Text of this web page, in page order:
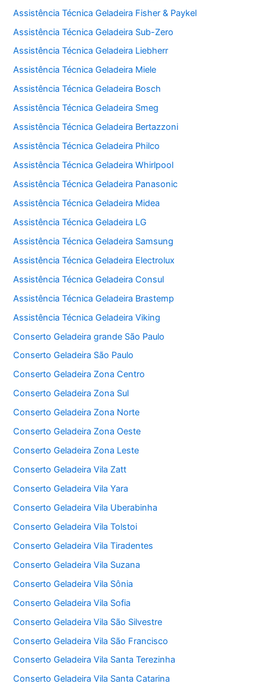
Assistência Técnica Geladeira Fisher & Paykel
Assistência Técnica Geladeira Sub-Zero
Assistência Técnica Geladeira Liebherr
Assistência Técnica Geladeira Miele
Assistência Técnica Geladeira Bosch
Assistência Técnica Geladeira Smeg
Assistência Técnica Geladeira Bertazzoni
Assistência Técnica Geladeira Philco
Assistência Técnica Geladeira Whirlpool
Assistência Técnica Geladeira Panasonic
Assistência Técnica Geladeira Midea
Assistência Técnica Geladeira LG
Assistência Técnica Geladeira Samsung
Assistência Técnica Geladeira Electrolux
Assistência Técnica Geladeira Consul
Assistência Técnica Geladeira Brastemp
Assistência Técnica Geladeira Viking
Conserto Geladeira grande São Paulo
Conserto Geladeira São Paulo
Conserto Geladeira Zona Centro
Conserto Geladeira Zona Sul
Conserto Geladeira Zona Norte
Conserto Geladeira Zona Oeste
Conserto Geladeira Zona Leste
Conserto Geladeira Vila Zatt
Conserto Geladeira Vila Yara
Conserto Geladeira Vila Uberabinha
Conserto Geladeira Vila Tolstoi
Conserto Geladeira Vila Tiradentes
Conserto Geladeira Vila Suzana
Conserto Geladeira Vila Sônia
Conserto Geladeira Vila Sofia
Conserto Geladeira Vila São Silvestre
Conserto Geladeira Vila São Francisco
Conserto Geladeira Vila Santa Terezinha
Conserto Geladeira Vila Santa Catarina